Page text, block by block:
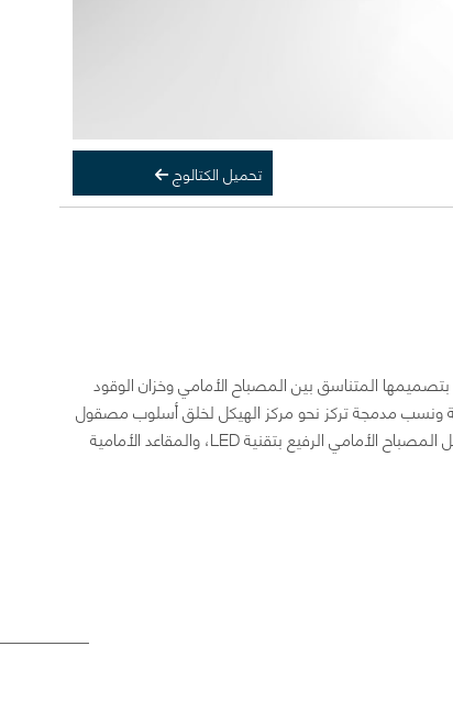
تحميل الكتالوج
دراجة GIXXER 2020 هي دراجة شارع بسعة 150 سم³ تجمع بين تصميم رياضي مع تسارع قوي واقتصاد ممتاز في استهلاك الوقود. تُحتفل GIXXER بتصميمها المتناسق بين المصباح الأمامي وخزان الوقود
ونسب مدمجة تركز نحو مركز الهيكل لخلق أسلوب مصقول
وأنيق. بالإضافة إلى خزان الوقود ذو الشكل الديناميكي والغطاء، يتم تعزيز الانطباع الرياضي للدراجة GIXXER الجديدة من خلال اعتماد مكونات جديدة مثل المصباح الأمامي الرفيع بتقنية LED، والمقاعد الأمامية